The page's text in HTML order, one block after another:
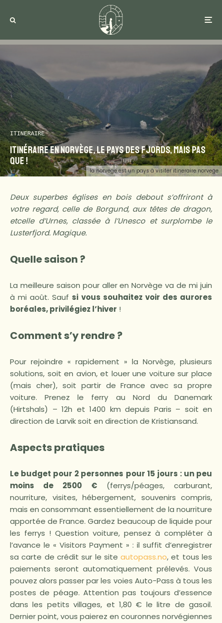
la norvege est un pays à visiter itineraire norvege
ITINERAIRE
Itinéraire en Norvège, le pays des fjords, mais pas
que !
Deux superbes églises en bois debout s’offriront à
votre regard, celle de Borgund, aux têtes de dragon,
etcelle d’Urnes, classée à l’Unesco et surplombe le
Lusterfjord. Magique.
Quelle saison ?
La meilleure saison pour aller en Norvège va de mi juin
à mi août. Sauf si vous souhaitez voir des aurores
boréales, privilégiez l’hiver !
Comment s’y rendre ?
Pour rejoindre « rapidement » la Norvège, plusieurs
solutions, soit en avion, et louer une voiture sur place
(mais cher), soit partir de France avec sa propre
voiture. Prenez le ferry au Nord du Danemark
(Hirtshals) – 12h et 1400 km depuis Paris – soit en
direction de Larvik soit en direction de Kristiansand.
Aspects pratiques
Le budget pour 2 personnes pour 15 jours : un peu
moins de 2500 €(ferrys/péages, carburant,
nourriture, visites, hébergement, souvenirs compris,
mais en consommant essentiellement de la nourriture
apportée de France. Gardez beaucoup de liquide pour
les ferrys ! Question voiture, pensez à compléter à
l’avance le « Visitors Payment » : il suffit d’enregistrer
sa carte de crédit sur le siteautopass.no, et tous les
paiements seront automatiquement prélevés. Vous
pouvez alors passer par les voies Auto-Pass à tous les
postes de péage. Attention pas toujours d’essence
dans les petits villages, et 1,80 € le litre de gasoil.
Dernier point, vous paierez en couronnes norvégiennes